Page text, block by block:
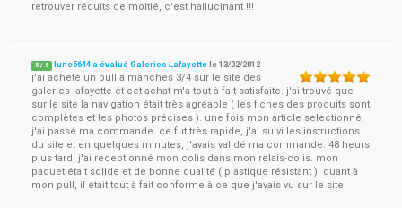
retrouver réduits de moitié, c'est hallucinant !!!
5 / 5 lune5644 a évalué Galeries Lafayette le13/02/2012
j'ai acheté un pull à manches 3/4 sur le site des
galeries lafayette et cet achat m'a tout à fait satisfaite. j'ai trouvé que
sur le site la navigation était très agréable ( les fiches des produits sont
complètes et les photos précises ). une fois mon article selectionné,
j'ai passé ma commande. ce fut très rapide, j'ai suivi les instructions
du site et en quelques minutes, j'avais validé ma commande. 48 heurs
plus tard, j'ai receptionné mon colis dans mon relais-colis. mon
paquet était solide et de bonne qualité ( plastique résistant ). quant à
mon pull, il était tout à fait conforme à ce que j'avais vu sur le site.